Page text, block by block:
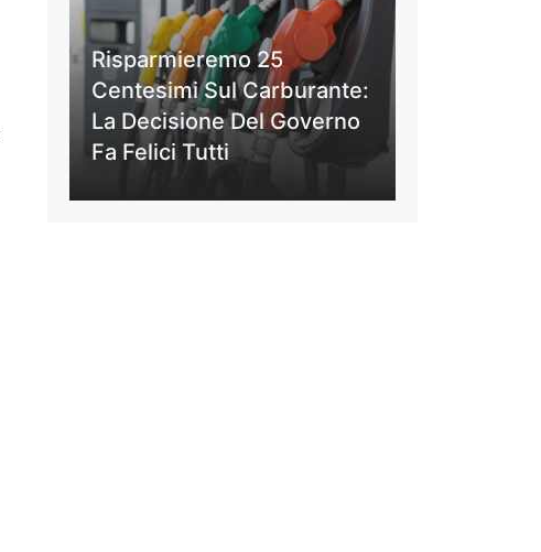
Risparmieremo 25
Centesimi Sul Carburante:
La Decisione Del Governo
Fa Felici Tutti